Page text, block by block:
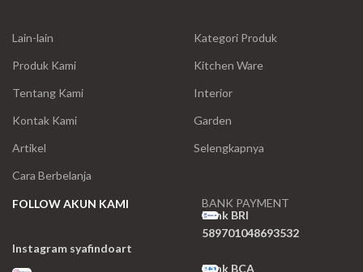
Lain-lain
Produk Kami
Tentang Kami
Kontak Kami
Artikel
Cara Berbelanja
Kategori Produk
Kitchen Ware
Interior
Garden
Selengkapnya
FOLLOW AKUN KAMI
Instagram syafindoart
BANK PAYMENT
Bank BRI
589701048693532
Bank BCA